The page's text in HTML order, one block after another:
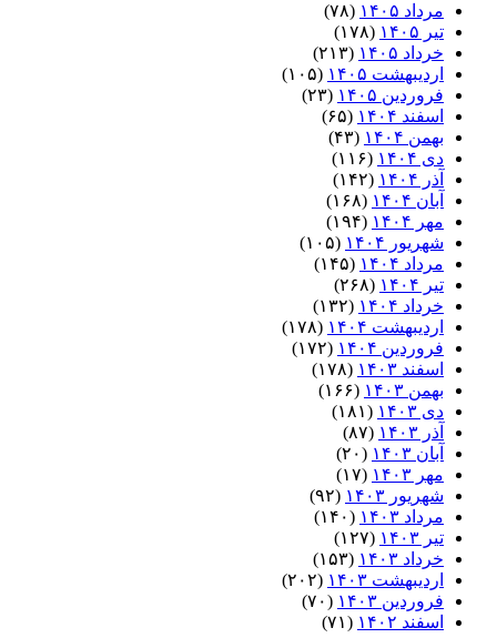
مرداد ۱۴۰۵
(۷۸)
تیر ۱۴۰۵
(۱۷۸)
خرداد ۱۴۰۵
(۲۱۳)
اردیبهشت ۱۴۰۵
(۱۰۵)
فروردین ۱۴۰۵
(۲۳)
اسفند ۱۴۰۴
(۶۵)
بهمن ۱۴۰۴
(۴۳)
دی ۱۴۰۴
(۱۱۶)
آذر ۱۴۰۴
(۱۴۲)
آبان ۱۴۰۴
(۱۶۸)
مهر ۱۴۰۴
(۱۹۴)
شهریور ۱۴۰۴
(۱۰۵)
مرداد ۱۴۰۴
(۱۴۵)
تیر ۱۴۰۴
(۲۶۸)
خرداد ۱۴۰۴
(۱۳۲)
اردیبهشت ۱۴۰۴
(۱۷۸)
فروردین ۱۴۰۴
(۱۷۲)
اسفند ۱۴۰۳
(۱۷۸)
بهمن ۱۴۰۳
(۱۶۶)
دی ۱۴۰۳
(۱۸۱)
آذر ۱۴۰۳
(۸۷)
آبان ۱۴۰۳
(۲۰)
مهر ۱۴۰۳
(۱۷)
شهریور ۱۴۰۳
(۹۲)
مرداد ۱۴۰۳
(۱۴۰)
تیر ۱۴۰۳
(۱۲۷)
خرداد ۱۴۰۳
(۱۵۳)
اردیبهشت ۱۴۰۳
(۲۰۲)
فروردین ۱۴۰۳
(۷۰)
اسفند ۱۴۰۲
(۷۱)